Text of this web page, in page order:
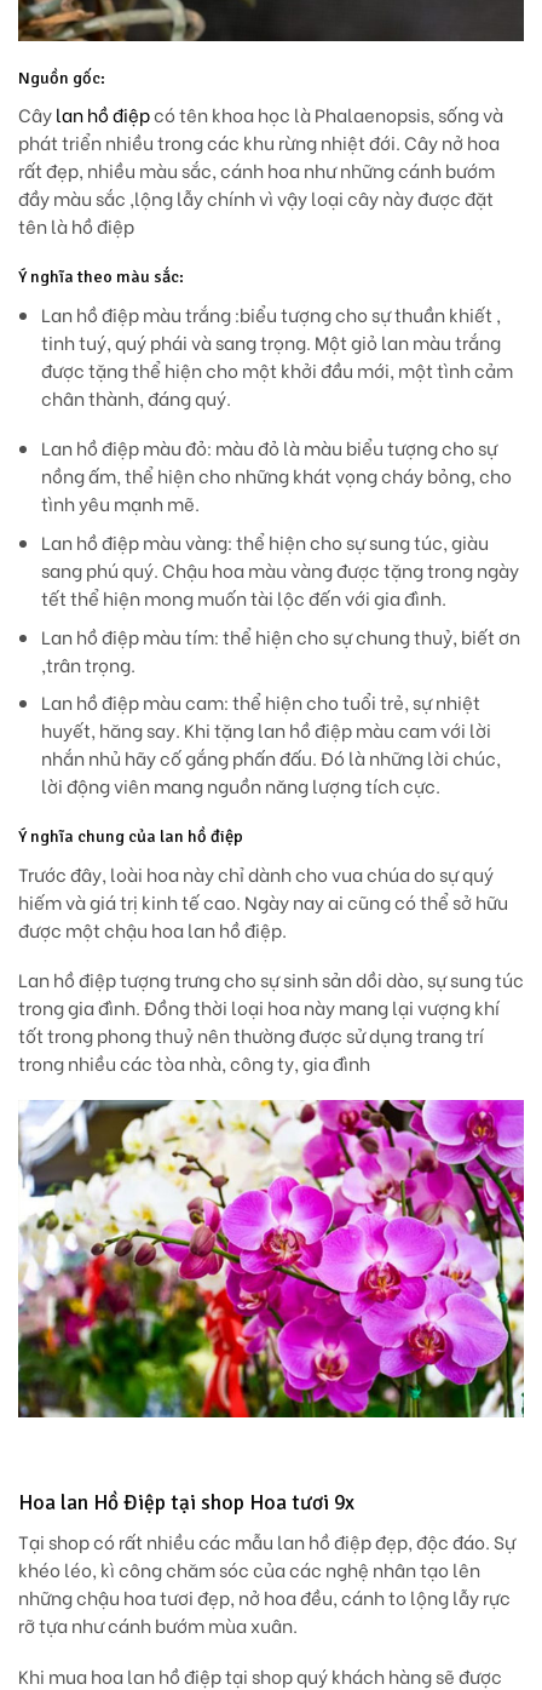
Nguồn gốc:
Câylan hồ điệpcó tên khoa học là Phalaenopsis, sống và
phát triển nhiều trong các khu rừng nhiệt đới. Cây nở hoa
rất đẹp, nhiều màu sắc, cánh hoa như những cánh bướm
đầy màu sắc ,lộng lẫy chính vì vậy loại cây này được đặt
tên là hồ điệp
Ý nghĩa theo màu sắc:
Lan hồ điệp màu trắng :biểu tượng cho sự thuần khiết ,
tinh tuý, quý phái và sang trọng. Một giỏ lan màu trắng
được tặng thể hiện cho một khởi đầu mới, một tình cảm
chân thành, đáng quý.
Lan hồ điệp màu đỏ: màu đỏ là màu biểu tượng cho sự
nồng ấm, thể hiện cho những khát vọng cháy bỏng, cho
tình yêu mạnh mẽ.
Lan hồ điệp màu vàng: thể hiện cho sự sung túc, giàu
sang phú quý. Chậu hoa màu vàng được tặng trong ngày
tết thể hiện mong muốn tài lộc đến với gia đình.
Lan hồ điệp màu tím: thể hiện cho sự chung thuỷ, biết ơn
,trân trọng.
Lan hồ điệp màu cam: thể hiện cho tuổi trẻ, sự nhiệt
huyết, hăng say. Khi tặng lan hồ điệp màu cam với lời
nhắn nhủ hãy cố gắng phấn đấu. Đó là những lời chúc,
lời động viên mang nguồn năng lượng tích cực.
Ý nghĩa chung của lan hồ điệp
Trước đây, loài hoa này chỉ dành cho vua chúa do sự quý
hiếm và giá trị kinh tế cao. Ngày nay ai cũng có thể sở hữu
được một chậu hoa lan hồ điệp.
Lan hồ điệp tượng trưng cho sự sinh sản dồi dào, sự sung túc
trong gia đình. Đồng thời loại hoa này mang lại vượng khí
tốt trong phong thuỷ nên thường được sử dụng trang trí
trong nhiều các tòa nhà, công ty, gia đình
Hoa lan Hồ Điệp tại shop Hoa tươi 9x
Tại shop có rất nhiều các mẫu lan hồ điệp đẹp, độc đáo. Sự
khéo léo, kì công chăm sóc của các nghệ nhân tạo lên
những chậu hoa tươi đẹp, nở hoa đều, cánh to lộng lẫy rực
rỡ tựa như cánh bướm mùa xuân.
Khi mua hoa lan hồ điệp tại shop quý khách hàng sẽ được